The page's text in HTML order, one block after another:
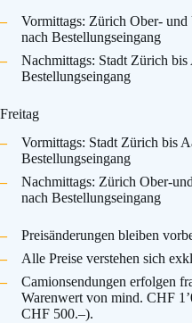
Vormittags: Zürich Ober-
nach Bestellungseingang
Nachmittags: Stadt Zürich bis
Bestellungseingang
Freitag
Vormittags: Stadt Zürich bis
Bestellungseingang
Nachmittags: Zürich Ober-
nach Bestellungseingang
Preisänderungen bleiben
Alle Preise verstehen sich
Camionsendungen erfolgen
Warenwert von mind. CHF
CHF 500.–).